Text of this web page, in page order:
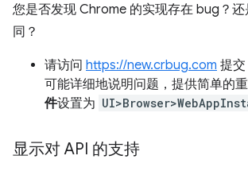
您是否发现 Chrome 的实现存在 bug？
同？
请访问 https://new.crbug.com 提
可能详细地说明问题，提供简单的
件设置为
显示对 API 的支持